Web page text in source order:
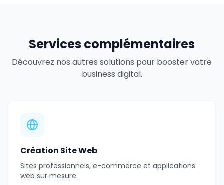
Services complémentaires
Découvrez nos autres solutions pour booster votre
business digital.
Création Site Web
Sites professionnels, e-commerce et applications
web sur mesure.